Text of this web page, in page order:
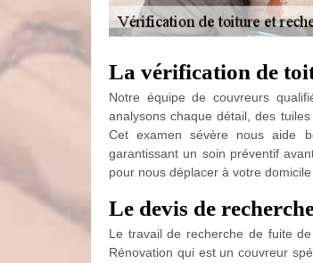
La vérification de
Notre équipe de couvreurs
analysons chaque détail, des
Cet examen sévère nous aide
garantissant un soin préventif
pour nous déplacer à votre
Le devis de
Le travail de recherche de fuite
Rénovation qui est un couvreur